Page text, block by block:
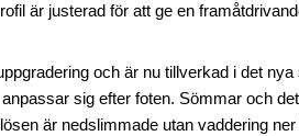
är justerad för att ge en
och är nu tillverkad i det
sig efter foten. Sömmar och
är nedslimmade utan vaddering